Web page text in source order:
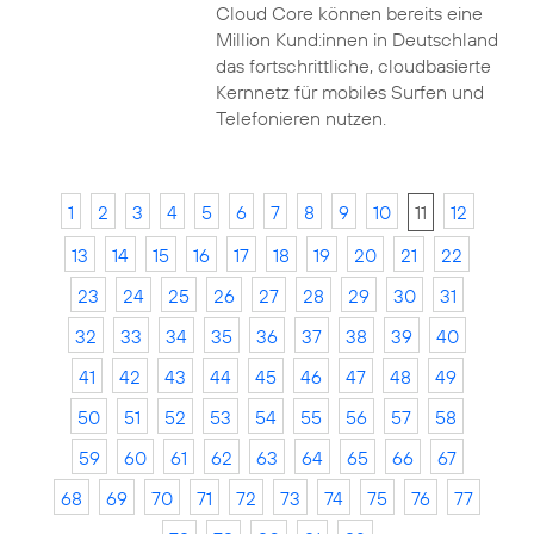
Cloud Core können bereits eine
Million Kund:innen in Deutschland
das fortschrittliche, cloudbasierte
Kernnetz für mobiles Surfen und
Telefonieren nutzen.
1 2 3 4 5 6 7 8 9 10 11
12
13
14 15 16 17 18 19 20 21
22
23
24 25 26 27 28 29 30
31
32
33 34 35 36 37 38 39
40
41
42 43 44 45 46 47 48
49
50
51 52 53 54 55 56 57
58
59
60 61 62 63 64 65 66
67
68
69 70 71 72 73 74 75 76
77